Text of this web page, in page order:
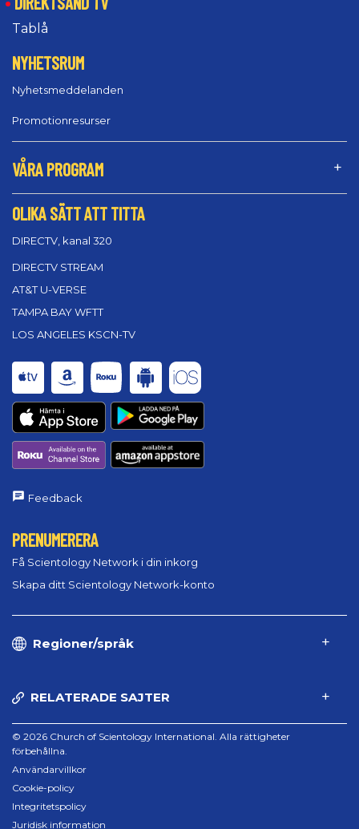
Tablå
NYHETSRUM
Nyhetsmeddelanden
Promotionresurser
VÅRA PROGRAM
OLIKA SÄTT ATT TITTA
DIRECTV, kanal 320
DIRECTV STREAM
AT&T U-VERSE
TAMPA BAY WFTT
LOS ANGELES KSCN-TV
Feedback
PRENUMERERA
Få Scientology Network i din inkorg
Skapa ditt Scientology Network-konto
Regioner/språk
RELATERADE SAJTER
© 2026 Church of Scientology International. Alla rättigheter
förbehållna.
Användarvillkor
Cookie-policy
Integritetspolicy
Juridisk information